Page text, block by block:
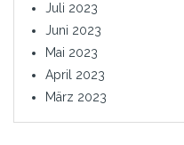
Juli 2023
Juni 2023
Mai 2023
April 2023
März 2023